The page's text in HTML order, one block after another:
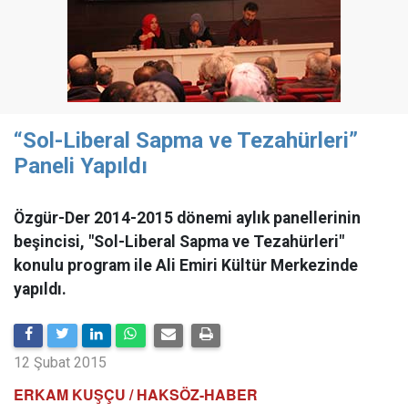
“Sol-Liberal Sapma ve Tezahürleri”
Paneli Yapıldı
Özgür-Der 2014-2015 dönemi aylık panellerinin
beşincisi, "Sol-Liberal Sapma ve Tezahürleri"
konulu program ile Ali Emiri Kültür Merkezinde
yapıldı.
12 Şubat 2015
ERKAM KUŞÇU / HAKSÖZ-HABER